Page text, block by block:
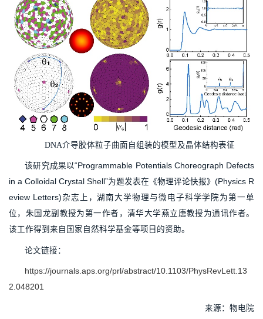
DNA介导胶体粒子曲面自组装的模型及晶体结构表征
该研究成果以“Programmable Potentials Choreograph Defects
in a Colloidal Crystal Shell”为题发表在《物理评论快报》(Physics R
eview Letters)杂志上，湖南大学物理与微电子科学学院为第一单
位，朱国龙副教授为第一作者，清华大学燕立唐教授为通讯作者。
该工作得到来自国家自然科学基金等项目的资助。
论文链接：
https://journals.aps.org/prl/abstract/10.1103/PhysRevLett.13
2.048201
来源：物电院